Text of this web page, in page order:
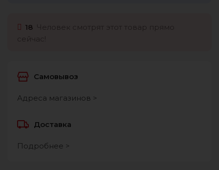
18
Самовывоз
Адреса магазинов >
Доставка
Подробнее >